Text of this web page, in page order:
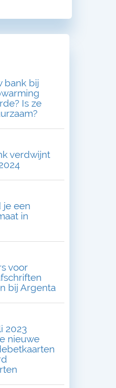
bank bij
Is ze
verdwijnt
je een
in
voor
bij Argenta
2023
nieuwe